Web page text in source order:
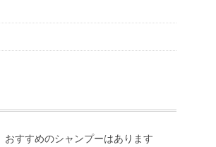
おすすめのシャンプーはあります